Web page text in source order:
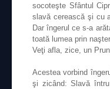
socoteşte Sfântul
slavă cerească şi cu
Dar îngerul ce s-a
toată lumea prin
Veţi afla, zice, un
Acestea vorbind
şi zicând: Slavă